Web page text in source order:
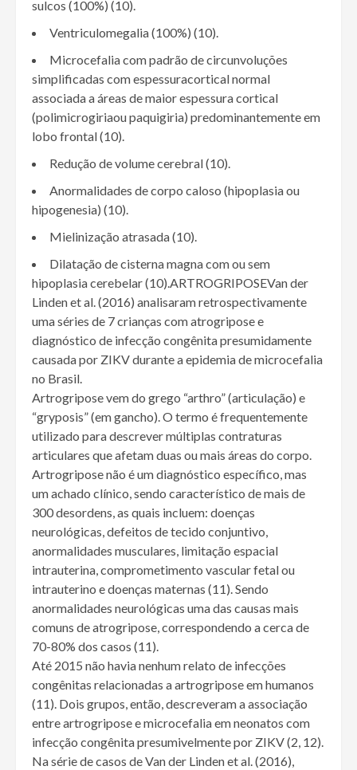
sulcos (100%) (10).
Ventriculomegalia (100%) (10).
Microcefalia com padrão de circunvoluções
simplificadas com espessuracortical normal
associada a áreas de maior espessura cortical
(polimicrogiriaou paquigiria) predominantemente em
lobo frontal (10).
Redução de volume cerebral (10).
Anormalidades de corpo caloso (hipoplasia ou
hipogenesia) (10).
Mielinização atrasada (10).
Dilatação de cisterna magna com ou sem
hipoplasia cerebelar (10).ARTROGRIPOSEVan der
Linden et al. (2016) analisaram retrospectivamente
uma séries de 7 crianças com atrogripose e
diagnóstico de infecção congênita presumidamente
causada por ZIKV durante a epidemia de microcefalia
no Brasil.
Artrogripose vem do grego “arthro” (articulação) e
“gryposis” (em gancho). O termo é frequentemente
utilizado para descrever múltiplas contraturas
articulares que afetam duas ou mais áreas do corpo.
Artrogripose não é um diagnóstico específico, mas
um achado clínico, sendo característico de mais de
300 desordens, as quais incluem: doenças
neurológicas, defeitos de tecido conjuntivo,
anormalidades musculares, limitação espacial
intrauterina, comprometimento vascular fetal ou
intrauterino e doenças maternas (11). Sendo
anormalidades neurológicas uma das causas mais
comuns de atrogripose, correspondendo a cerca de
70-80% dos casos (11).
Até 2015 não havia nenhum relato de infecções
congênitas relacionadas a artrogripose em humanos
(11). Dois grupos, então, descreveram a associação
entre artrogripose e microcefalia em neonatos com
infecção congênita presumivelmente por ZIKV (2, 12).
Na série de casos de Van der Linden et al. (2016),